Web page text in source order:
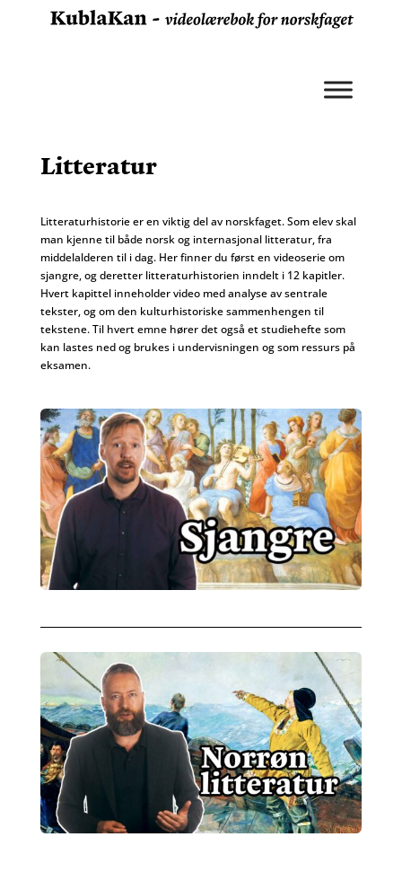
Litteratur
Litteraturhistorie er en viktig del av norskfaget. Som elev skal
man kjenne til både norsk og internasjonal litteratur, fra
middelalderen til i dag. Her finner du først en videoserie om
sjangre, og deretter litteraturhistorien inndelt i 12 kapitler.
Hvert kapittel inneholder video med analyse av sentrale
tekster, og om den kulturhistoriske sammenhengen til
tekstene. Til hvert emne hører det også et studiehefte som
kan lastes ned og brukes i undervisningen og som ressurs på
eksamen.